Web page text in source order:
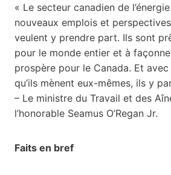
« Le secteur canadien de
nouveaux emplois et
veulent y prendre part. Ils sont
pour le monde entier et à
prospère pour le Canada. Et
qu’ils mènent eux-mêmes, ils y
– Le ministre du Travail et des
l’honorable Seamus O’Regan Jr.
Faits en bref